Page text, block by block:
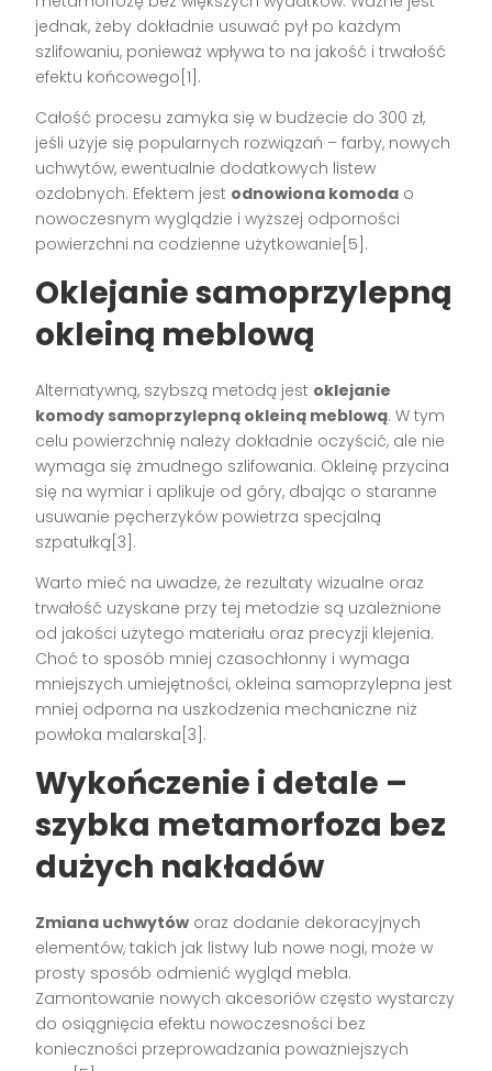
jednak, żeby dokładnie usuwać pył po każdym
szlifowaniu, ponieważ wpływa to na jakość i trwałość
efektu końcowego[1].
Całość procesu zamyka się w budżecie do 300 zł,
jeśli użyje się popularnych rozwiązań – farby, nowych
uchwytów, ewentualnie dodatkowych listew
ozdobnych. Efektem jest odnowiona komoda o
nowoczesnym wyglądzie i wyższej odporności
powierzchni na codzienne użytkowanie[5].
Oklejanie samoprzylepną
okleiną meblową
Alternatywną, szybszą metodą jest oklejanie
komody samoprzylepną okleiną meblową. W tym
celu powierzchnię należy dokładnie oczyścić, ale nie
wymaga się żmudnego szlifowania. Okleinę przycina
się na wymiar i aplikuje od góry, dbając o staranne
usuwanie pęcherzyków powietrza specjalną
szpatułką[3].
Warto mieć na uwadze, że rezultaty wizualne oraz
trwałość uzyskane przy tej metodzie są uzależnione
od jakości użytego materiału oraz precyzji klejenia.
Choć to sposób mniej czasochłonny i wymaga
mniejszych umiejętności, okleina samoprzylepna jest
mniej odporna na uszkodzenia mechaniczne niż
powłoka malarska[3].
Wykończenie i detale –
szybka metamorfoza bez
dużych nakładów
Zmiana uchwytów oraz dodanie dekoracyjnych
elementów, takich jak listwy lub nowe nogi, może w
prosty sposób odmienić wygląd mebla.
Zamontowanie nowych akcesoriów często wystarczy
do osiągnięcia efektu nowoczesności bez
konieczności przeprowadzania poważniejszych